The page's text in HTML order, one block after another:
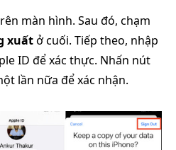
màn hình. Sau đó, chạm
xuấtở cuối. Tiếp theo, nhập
ID để xác thực. Nhấn nút
lần nữa để xác nhận.